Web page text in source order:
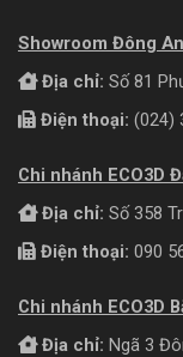
Showroom Đông
Địa chỉ: Số 81
Điện thoại: (024)
Chi nhánh ECO3D
Địa chỉ: Số 358
Điện thoại: 090
Chi nhánh ECO3D
Địa chỉ: Ngã 3